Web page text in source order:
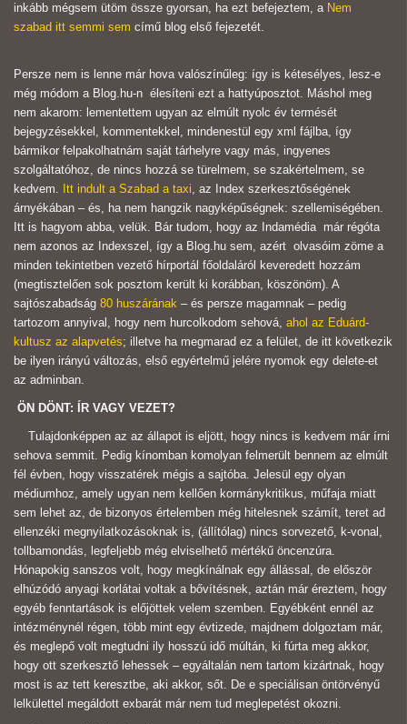
inkább mégsem ütöm össze gyorsan, ha ezt befejeztem, a Nem
szabad itt semmi sem című blog első fejezetét.
Persze nem is lenne már hova valószínűleg: így is kétesélyes, lesz-e
még módom a Blog.hu-n élesíteni ezt a hattyúposztot. Máshol meg
nem akarom: lementettem ugyan az elmúlt nyolc év termését
bejegyzésekkel, kommentekkel, mindenestül egy xml fájlba, így
bármikor felpakolhatnám saját tárhelyre vagy más, ingyenes
szolgáltatóhoz, de nincs hozzá se türelmem, se szakértelmem, se
kedvem. Itt indult a Szabad a taxi, az Index szerkesztőségének
árnyékában – és, ha nem hangzik nagyképűségnek: szellemiségében.
Itt is hagyom abba, velük. Bár tudom, hogy az Indamédia már régóta
nem azonos az Indexszel, így a Blog.hu sem, azért olvasóim zöme a
minden tekintetben vezető hírportál főoldaláról keveredett hozzám
(megtisztelően sok posztom került ki korábban, köszönöm). A
sajtószabadság 80 huszárának – és persze magamnak – pedig
tartozom annyival, hogy nem hurcolkodom sehová, ahol az Eduárd-
kultusz az alapvetés; illetve ha megmarad ez a felület, de itt következik
be ilyen irányú változás, első egyértelmű jelére nyomok egy delete-et
az adminban.
ÖN DÖNT: ÍR VAGY VEZET?
Tulajdonképpen az az állapot is eljött, hogy nincs is kedvem már írni
sehova semmit. Pedig kínomban komolyan felmerült bennem az elmúlt
fél évben, hogy visszatérek mégis a sajtóba. Jelesül egy olyan
médiumhoz, amely ugyan nem kellően kormánykritikus, műfaja miatt
sem lehet az, de bizonyos értelemben még hitelesnek számít, teret ad
ellenzéki megnyilatkozásoknak is, (állítólag) nincs sorvezető, k-vonal,
tollbamondás, legfeljebb még elviselhető mértékű öncenzúra.
Hónapokig sanszos volt, hogy megkínálnak egy állással, de először
elhúzódó anyagi korlátai voltak a bővítésnek, aztán már éreztem, hogy
egyéb fenntartások is előjöttek velem szemben. Egyébként ennél az
intézménynél régen, több mint egy évtizede, majdnem dolgoztam már,
és meglepő volt megtudni ily hosszú idő múltán, ki fúrta meg akkor,
hogy ott szerkesztő lehessek – egyáltalán nem tartom kizártnak, hogy
most is az tett keresztbe, aki akkor, sőt. De e speciálisan öntörvényű
lelkülettel megáldott exbarát már nem tud meglepetést okozni.